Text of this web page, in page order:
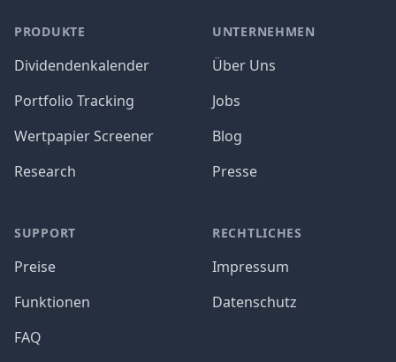
PRODUKTE
Dividendenkalender
Portfolio Tracking
Wertpapier Screener
Research
SUPPORT
Preise
Funktionen
FAQ
UNTERNEHMEN
Über Uns
Jobs
Blog
Presse
RECHTLICHES
Impressum
Datenschutz